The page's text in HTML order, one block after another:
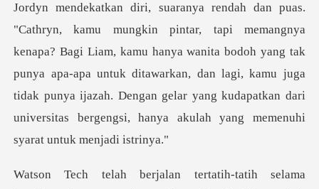
am, kamu hanya wanita bodoh yang tak
punya apa-apa untuk ditawarkan, dan lagi, kamu juga
tidak punya ijazah. Den